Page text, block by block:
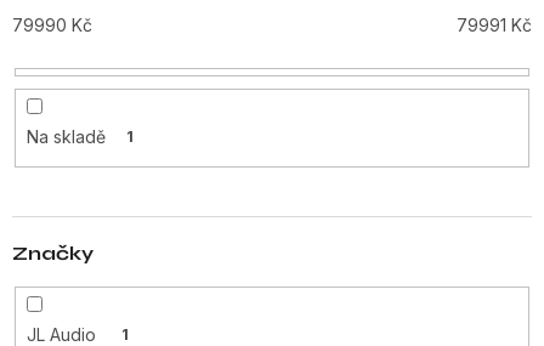
r
o
d
u
t
79990 Kč 79991 Kč
Na skladě 1
Značky
JL Audio 1